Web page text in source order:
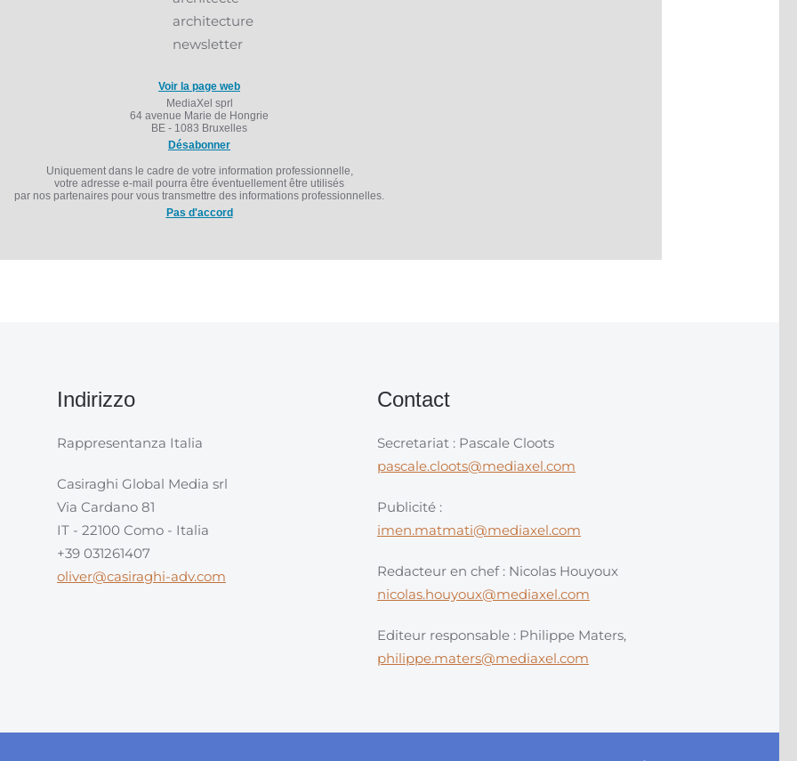
Voir la page web
MediaXel sprl
64 avenue Marie de Hongrie
BE - 1083 Bruxelles
Désabonner
Uniquement dans le cadre de votre information professionnelle,
votre adresse e-mail pourra être éventuellement être utilisés
par nos partenaires pour vous transmettre des informations professionnelles.
Pas d'accord
Indirizzo
Rappresentanza Italia
Casiraghi Global Media srl
Via Cardano 81
IT - 22100 Como - Italia
+39 031261407
oliver@casiraghi-adv.com
Contact
Secretariat : Pascale Cloots
pascale.cloots@mediaxel.com
Publicité :
imen.matmati@mediaxel.com
Redacteur en chef : Nicolas Houyoux
nicolas.houyoux@mediaxel.com
Editeur responsable : Philippe Maters,
philippe.maters@mediaxel.com